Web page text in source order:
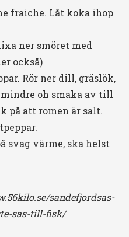
fraiche. Låt koka ihop
ner smöret med
också)
Rör ner dill, gräslök,
oh smaka av till
på att romen är salt.
svag värme, ska helst
sandefjordsas-
sas-till-fisk/